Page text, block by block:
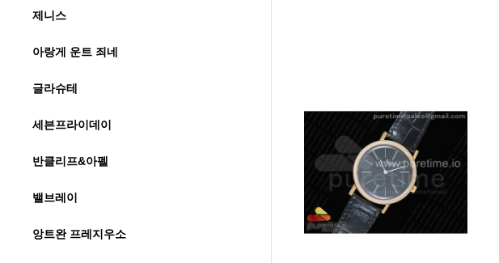
제니스
아랑게 운트 죄네
글라슈테
세븐프라이데이
반클리프&아펠
밸브레이
앙트완 프레지우소